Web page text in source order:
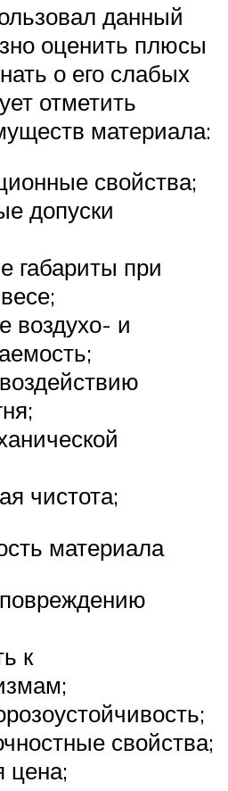
данный
оценить плюсы
о его слабых
отметить
материала:
свойства;
допуски
габариты при
воздухо- и
чистота;
материала
повреждению
к
свойства;
цена;